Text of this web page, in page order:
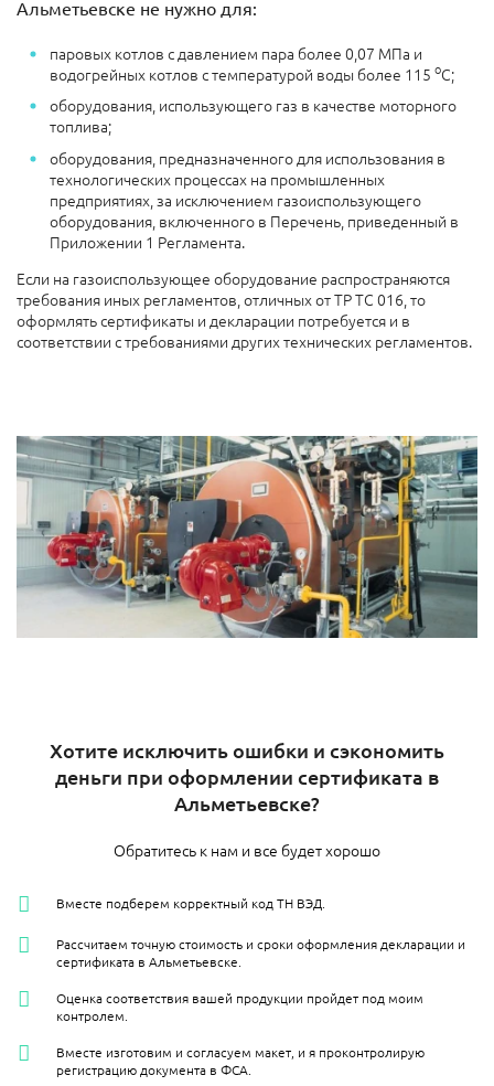
Альметьевске не нужно для:
паровых котлов с давлением пара более 0,07 МПа и
водогрейных котлов с температурой воды более 115 оС;
оборудования, использующего газ в качестве моторного
топлива;
оборудования, предназначенного для использования в
технологических процессах на промышленных
предприятиях, за исключением газоиспользующего
оборудования, включенного в Перечень, приведенный в
Приложении 1 Регламента.
Если на газоиспользующее оборудование распространяются
требования иных регламентов, отличных от ТР ТС 016, то
оформлять сертификаты и декларации потребуется и в
соответствии с требованиями других технических регламентов.
Хотите исключить ошибки и сэкономить
деньги при оформлении сертификата в
Альметьевске​?
Обратитесь к нам и все будет хорошо
Вместе подберем корректный код ТН ВЭД.
Рассчитаем точную стоимость и сроки оформления декларации и
сертификата в Альметьевске​.
Оценка соответствия вашей продукции пройдет под моим
контролем.
Вместе изготовим и согласуем макет, и я проконтролирую
регистрацию документа в ФСА.